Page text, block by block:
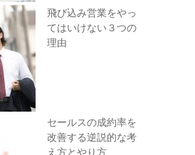
飛び込み営業をやっ
てはいけない３つの
理由
セールスの成約率を
改善する逆説的な考
え方とやり方